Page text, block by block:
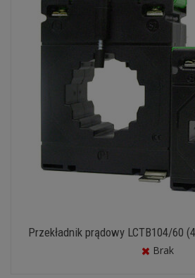
Przekładnik prądowy LCTB104/60
Brak